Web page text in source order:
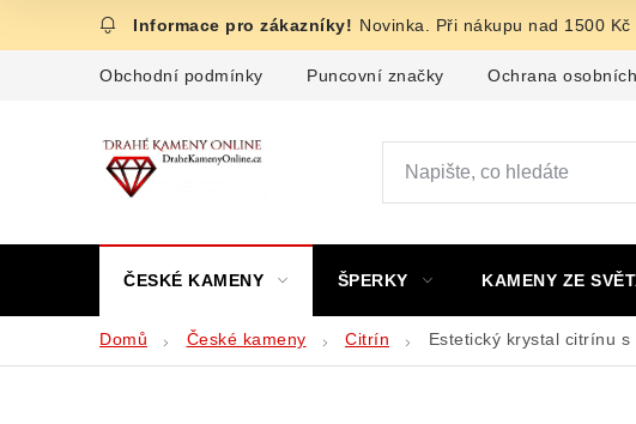
Novinka. Při nákupu nad 1500
Obchodní podmínky Puncovní značky Ochrana
ČESKÉ KAMENY ŠPERKY KAMENY ZE
Domů České kameny Citrín Estetický krystal citrínu